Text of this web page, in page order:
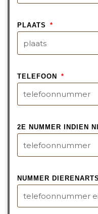
PLAATS
TELEFOON
2E NUMMER INDIEN
NUMMER